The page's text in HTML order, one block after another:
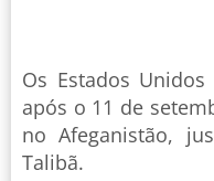
Os Estados
após o 11 de
no Afeganistão,
Talibã.